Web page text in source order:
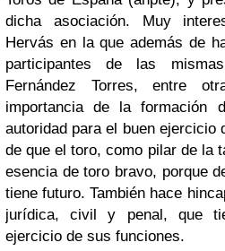
dicha asociación. Muy
Hervás en la que además de
participantes de las
Fernández Torres, entre
importancia de la formación
autoridad para el buen ejercicio
de que el toro, como pilar de la
esencia de toro bravo, porque
tiene futuro. También hace
jurídica, civil y penal, que
ejercicio de sus funciones.